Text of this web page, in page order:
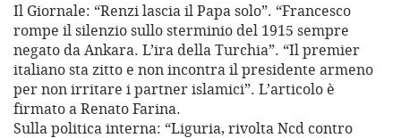
Il Giornale: “Renzi lascia il Papa solo”. “Francesco
rompe il silenzio sullo sterminio del 1915 sempre
negato da Ankara. L’ira della Turchia”. “Il premier
italiano sta zitto e non incontra il presidente armeno
per non irritare i partner islamici”. L’articolo è
firmato a Renato Farina.
Sulla politica interna: “Liguria, rivolta Ncd contro